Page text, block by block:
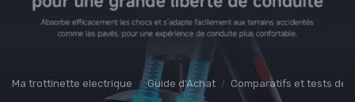
Ma trottinette electrique Guide d'Achat Comparatifs et tests de